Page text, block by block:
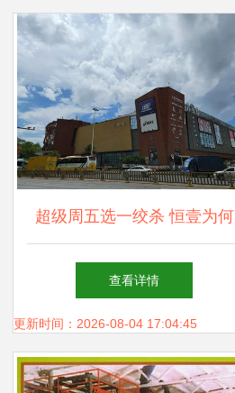
超级周五选一绞杀 恒壹为何
败在“壹”上
查看详情
更新时间：2026-08-04 17:04:45